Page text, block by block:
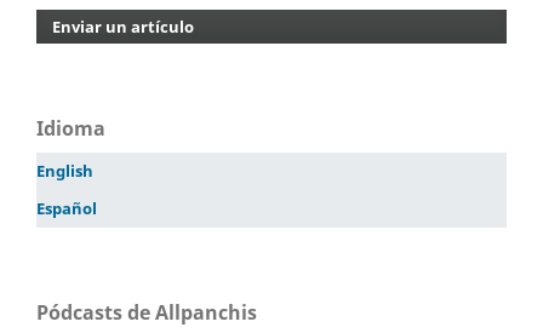
Enviar un artículo
Idioma
English
Español
Pódcasts de Allpanchis